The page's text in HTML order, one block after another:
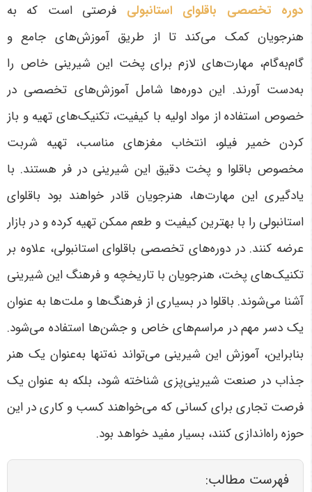
دوره تخصصی باقلوای استانبولی فرصتی است که به
هنرجویان کمک می‌کند تا از طریق آموزش‌های جامع و
گام‌به‌گام، مهارت‌های لازم برای پخت این شیرینی خاص را
به‌دست آورند. این دوره‌ها شامل آموزش‌های تخصصی در
خصوص استفاده از مواد اولیه با کیفیت، تکنیک‌های تهیه و باز
کردن خمیر فیلو، انتخاب مغزهای مناسب، تهیه شربت
مخصوص باقلوا و پخت دقیق این شیرینی در فر هستند. با
یادگیری این مهارت‌ها، هنرجویان قادر خواهند بود باقلوای
استانبولی را با بهترین کیفیت و طعم ممکن تهیه کرده و در بازار
عرضه کنند.در دوره‌های تخصصی باقلوای استانبولی، علاوه بر
تکنیک‌های پخت، هنرجویان با تاریخچه و فرهنگ این شیرینی
آشنا می‌شوند. باقلوا در بسیاری از فرهنگ‌ها و ملت‌ها به عنوان
یک دسر مهم در مراسم‌های خاص و جشن‌ها استفاده می‌شود.
بنابراین، آموزش این شیرینی می‌تواند نه‌تنها به‌عنوان یک هنر
جذاب در صنعت شیرینی‌پزی شناخته شود، بلکه به عنوان یک
فرصت تجاری برای کسانی که می‌خواهند کسب و کاری در این
حوزه راه‌اندازی کنند، بسیار مفید خواهد بود.
فهرست مطالب: